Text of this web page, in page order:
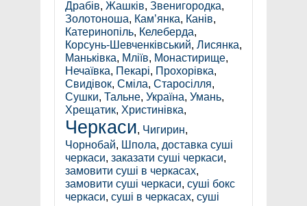
Драбів, Жашків, Звенигородка,
Золотоноша, Кам’янка, Канів,
Катеринопіль, Келеберда,
Корсунь-Шевченківський, Лисянка,
Маньківка, Мліїв, Монастирище,
Нечаївка, Пекарі, Прохорівка,
Свидівок, Сміла, Старосілля,
Сушки, Тальне, Україна, Умань,
Хрещатик, Христинівка,
Черкаси, Чигирин,
Чорнобай, Шпола, доставка суші
черкаси, заказати суші черкаси,
замовити суші в черкасах,
замовити суші черкаси, суші бокс
черкаси, суші в черкасах, суші